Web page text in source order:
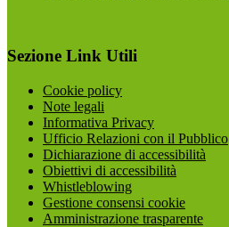
Sezione Link Utili
Cookie policy
Note legali
Informativa Privacy
Ufficio Relazioni con il Pubblico
Dichiarazione di accessibilità
Obiettivi di accessibilità
Whistleblowing
Gestione consensi cookie
Amministrazione trasparente